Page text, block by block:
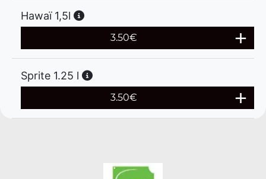
Hawaï 1,5l
3.50€
Sprite 1.25 l
3.50€